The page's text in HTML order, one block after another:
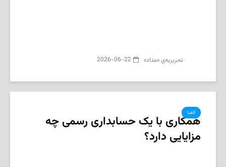
تحریریه‌ی «مداد» 2026-06-22
الفبا
همکاری با یک حسابداری رسمی چه
مزایایی دارد؟